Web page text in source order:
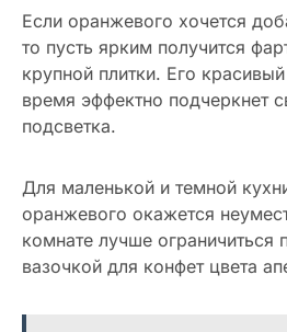
Если оранжевого хочется
то пусть ярким получится
крупной плитки. Его
время эффектно подчеркнет
подсветка.
Для маленькой и темной
оранжевого окажется
комнате лучше ограничиться
вазочкой для конфет цвета